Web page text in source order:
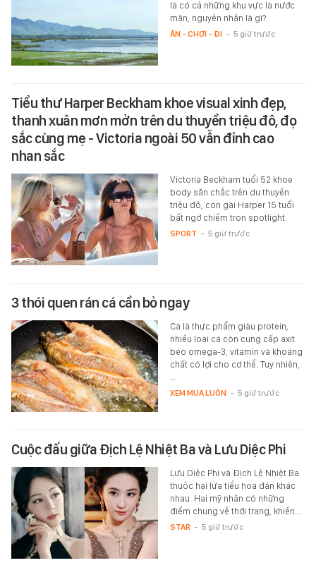
là có cả những khu vực là nước
mặn, nguyên nhân là gì?
ĂN - CHƠI - ĐI - 5 giờ trước
Tiểu thư Harper Beckham khoe visual xinh đẹp,
thanh xuân mơn mởn trên du thuyền triệu đô, đọ
sắc cùng mẹ - Victoria ngoài 50 vẫn đỉnh cao
nhan sắc
Victoria Beckham tuổi 52 khoe
body săn chắc trên du thuyền
triệu đô, con gái Harper 15 tuổi
bất ngờ chiếm trọn spotlight.
SPORT - 5 giờ trước
3 thói quen rán cá cần bỏ ngay
Cá là thực phẩm giàu protein,
nhiều loại cá còn cung cấp axit
béo omega-3, vitamin và khoáng
chất có lợi cho cơ thể. Tuy nhiên,
XEM MUA LUÔN - 5 giờ trước
Cuộc đấu giữa Địch Lệ Nhiệt Ba và Lưu Diệc Phi
Lưu Diệc Phi và Địch Lệ Nhiệt Ba
thuộc hai lứa tiểu hoa đán khác
nhau. Hai mỹ nhân có những
điểm chung về thời trang, khiến…
STAR - 5 giờ trước